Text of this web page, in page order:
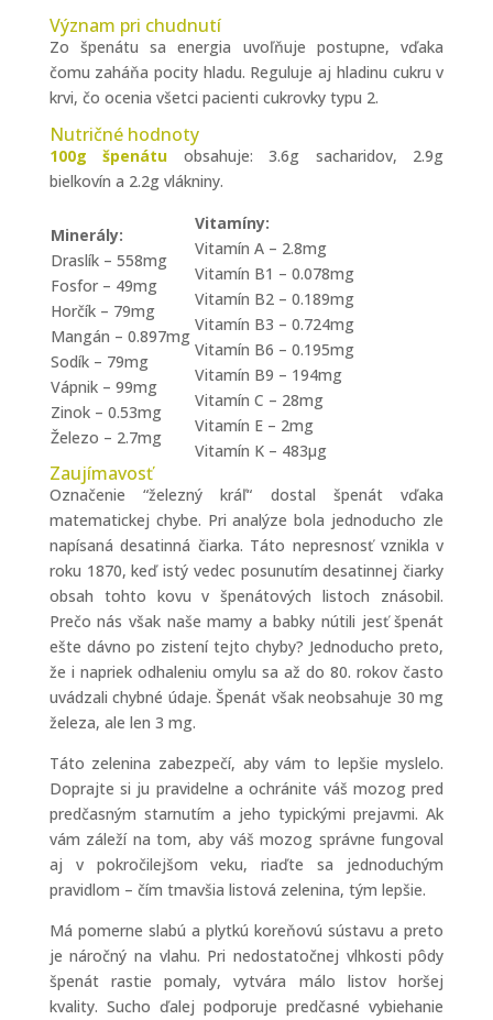
Význam pri chudnutí
Zo špenátu sa energia uvoľňuje postupne, vďaka
čomu zaháňa pocity hladu. Reguluje aj hladinu cukru v
krvi, čo ocenia všetci pacienti cukrovky typu 2.
Nutričné hodnoty
100g špenátu obsahuje: 3.6g sacharidov, 2.9g
bielkovín a 2.2g vlákniny.
Minerály:
Draslík – 558mg
Fosfor – 49mg
Horčík – 79mg
Mangán – 0.897mg
Sodík – 79mg
Vápnik – 99mg
Zinok – 0.53mg
Železo – 2.7mg
Vitamíny:
Vitamín A – 2.8mg
Vitamín B1 – 0.078mg
Vitamín B2 – 0.189mg
Vitamín B3 – 0.724mg
Vitamín B6 – 0.195mg
Vitamín B9 – 194mg
Vitamín C – 28mg
Vitamín E – 2mg
Vitamín K – 483µg
Zaujímavosť
Označenie “železný kráľ“ dostal špenát vďaka
matematickej chybe. Pri analýze bola jednoducho zle
napísaná desatinná čiarka. Táto nepresnosť vznikla v
roku 1870, keď istý vedec posunutím desatinnej čiarky
obsah tohto kovu v špenátových listoch znásobil.
Prečo nás však naše mamy a babky nútili jesť špenát
ešte dávno po zistení tejto chyby? Jednoducho preto,
že i napriek odhaleniu omylu sa až do 80. rokov často
uvádzali chybné údaje. Špenát však neobsahuje 30 mg
železa, ale len 3 mg.
Táto zelenina zabezpečí, aby vám to lepšie myslelo.
Doprajte si ju pravidelne a ochránite váš mozog pred
predčasným starnutím a jeho typickými prejavmi. Ak
vám záleží na tom, aby váš mozog správne fungoval
aj v pokročilejšom veku, riaďte sa jednoduchým
pravidlom – čím tmavšia listová zelenina, tým lepšie.
Má pomerne slabú a plytkú koreňovú sústavu a preto
je náročný na vlahu. Pri nedostatočnej vlhkosti pôdy
špenát rastie pomaly, vytvára málo listov horšej
kvality. Sucho ďalej podporuje predčasné vybiehanie